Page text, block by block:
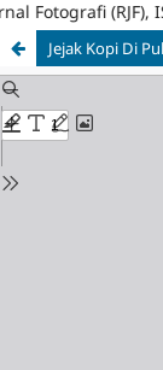
Fotografi (RJF),
Jejak Kopi Di